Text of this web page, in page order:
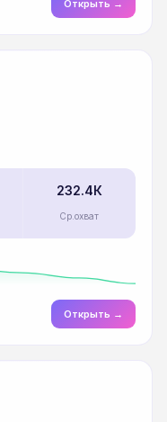
Открыть →
232.4К
Ср.охват
Открыть →